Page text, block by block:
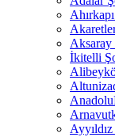
Aksaray
İkitelli